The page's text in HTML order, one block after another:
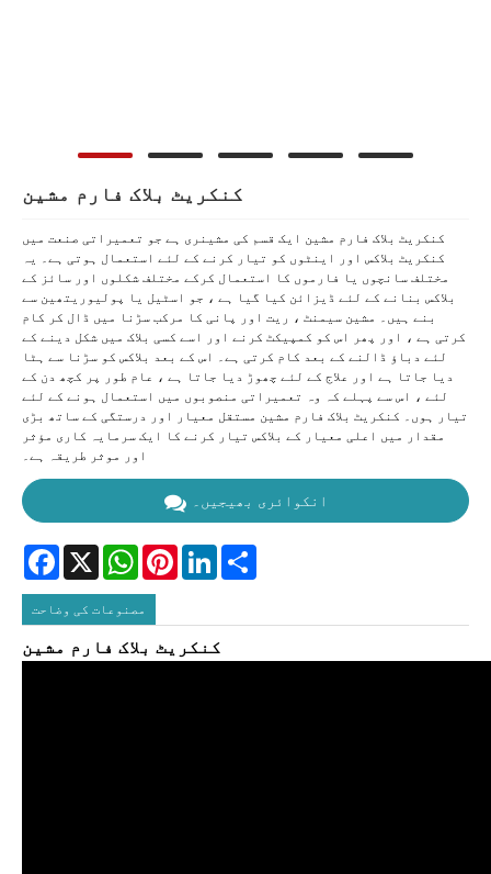
کنکریٹ بلاک فارم مشین
کنکریٹ بلاک فارم مشین ایک قسم کی مشینری ہے جو تعمیراتی صنعت میں
کنکریٹ بلاکس اور اینٹوں کو تیار کرنے کے لئے استعمال ہوتی ہے۔ یہ
مختلف سانچوں یا فارموں کا استعمال کرکے مختلف شکلوں اور سائز کے
بلاکس بنانے کے لئے ڈیزائن کیا گیا ہے ، جو اسٹیل یا پولیوریتھین سے
بنے ہیں۔ مشین سیمنٹ ، ریت اور پانی کا مرکب سڑنا میں ڈال کر کام
کرتی ہے ، اور پھر اس کو کمپیکٹ کرنے اور اسے کسی بلاک میں شکل دینے کے
لئے دباؤ ڈالنے کے بعد کام کرتی ہے۔ اس کے بعد بلاکس کو سڑنا سے ہٹا
دیا جاتا ہے اور علاج کے لئے چھوڑ دیا جاتا ہے ، عام طور پر کچھ دن کے
لئے ، اس سے پہلے کہ وہ تعمیراتی منصوبوں میں استعمال ہونے کے لئے
تیار ہوں۔ کنکریٹ بلاک فارم مشین مستقل معیار اور درستگی کے ساتھ بڑی
مقدار میں اعلی معیار کے بلاکس تیار کرنے کا ایک سرمایہ کاری مؤثر
اور موثر طریقہ ہے۔
انکوائری بھیجیں۔
Facebook
X WhatsAppPinterestLinkedIn
مصنوعات کی وضاحت
کنکریٹ بلاک فارم مشین